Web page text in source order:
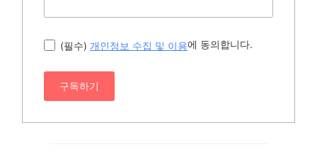
(필수) 개인정보 수집 및 이용에 동의합니다.
구독하기